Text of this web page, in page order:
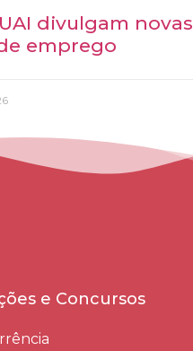
UAI divulgam novas
emprego
e Concursos